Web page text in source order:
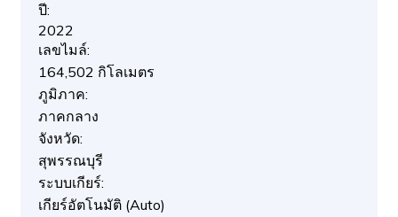
ปี:
2022
เลขไมล์:
164,502 กิโลเมตร
ภูมิภาค:
ภาคกลาง
จังหวัด:
สุพรรณบุรี
ระบบเกียร์:
เกียร์อัตโนมัติ (Auto)